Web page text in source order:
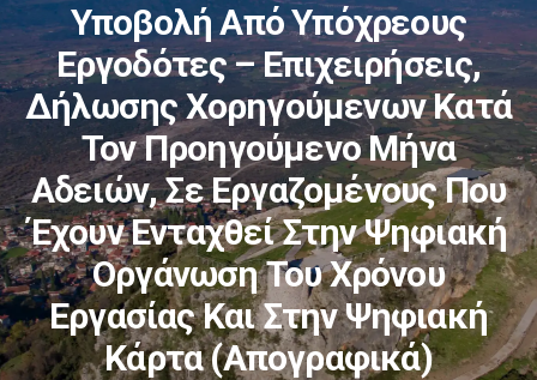
Υποβολή Από Υπόχρεους
Εργοδότες – Επιχειρήσεις,
Δήλωσης Χορηγούμενων Κατά
Τον Προηγούμενο Μήνα
Αδειών, Σε Εργαζομένους Που
Έχουν Ενταχθεί Στην Ψηφιακή
Οργάνωση Του Χρόνου
Εργασίας Και Στην Ψηφιακή
Κάρτα (απογραφικά)